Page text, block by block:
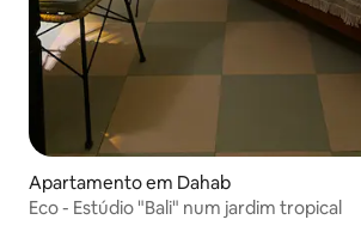
Apartamento em Dahab
Eco - Estúdio "Bali" num jardim tropical